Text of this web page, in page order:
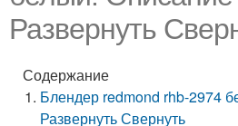
Развернуть
Содержание
Блендер redmond rhb-2974
Развернуть Свернуть